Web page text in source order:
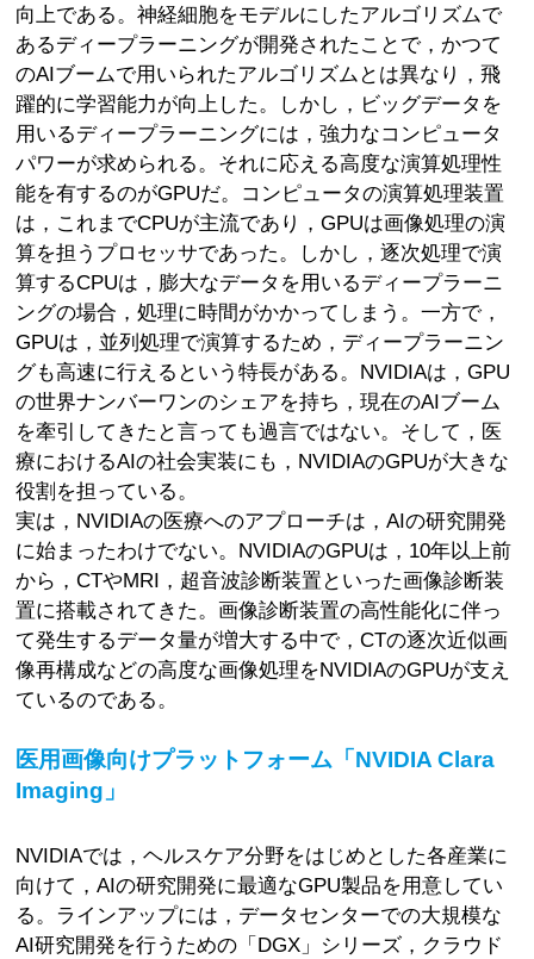
向上である。神経細胞をモデルにしたアルゴリズムで
あるディープラーニングが開発されたことで，かつて
のAIブームで用いられたアルゴリズムとは異なり，飛
躍的に学習能力が向上した。しかし，ビッグデータを
用いるディープラーニングには，強力なコンピュータ
パワーが求められる。それに応える高度な演算処理性
能を有するのがGPUだ。コンピュータの演算処理装置
は，これまでCPUが主流であり，GPUは画像処理の演
算を担うプロセッサであった。しかし，逐次処理で演
算するCPUは，膨大なデータを用いるディープラーニ
ングの場合，処理に時間がかかってしまう。一方で，
GPUは，並列処理で演算するため，ディープラーニン
グも高速に行えるという特長がある。NVIDIAは，GPU
の世界ナンバーワンのシェアを持ち，現在のAIブーム
を牽引してきたと言っても過言ではない。そして，医
療におけるAIの社会実装にも，NVIDIAのGPUが大きな
役割を担っている。
実は，NVIDIAの医療へのアプローチは，AIの研究開発
に始まったわけでない。NVIDIAのGPUは，10年以上前
から，CTやMRI，超音波診断装置といった画像診断装
置に搭載されてきた。画像診断装置の高性能化に伴っ
て発生するデータ量が増大する中で，CTの逐次近似画
像再構成などの高度な画像処理をNVIDIAのGPUが支え
ているのである。
医用画像向けプラットフォーム「NVIDIA Clara
Imaging」
NVIDIAでは，ヘルスケア分野をはじめとした各産業に
向けて，AIの研究開発に最適なGPU製品を用意してい
る。ラインアップには，データセンターでの大規模な
AI研究開発を行うための「DGX」シリーズ，クラウド